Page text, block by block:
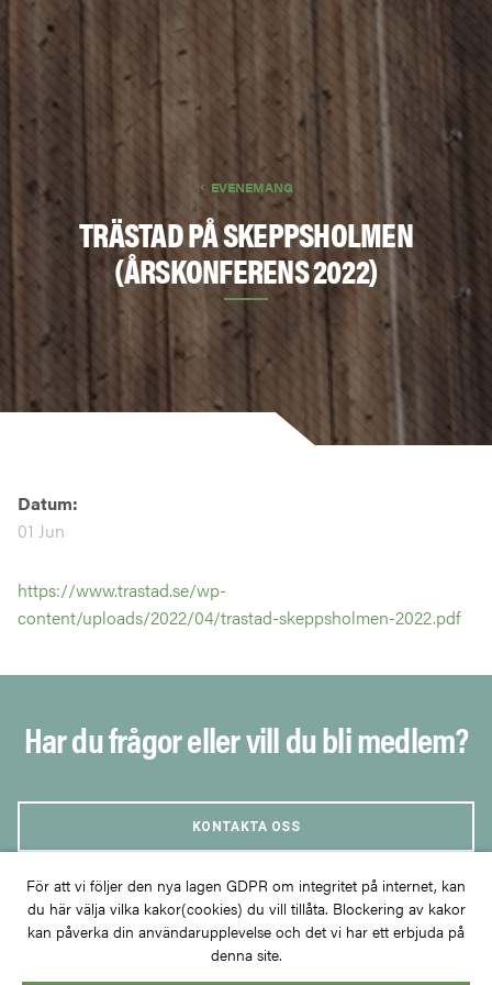
EVENEMANG
TRÄSTAD PÅ SKEPPSHOLMEN
(ÅRSKONFERENS 2022)
Datum:
01 Jun
https://www.trastad.se/wp-
content/uploads/2022/04/trastad-skeppsholmen-2022.pdf
Har du frågor eller vill du bli medlem?
KONTAKTA OSS
BLI MEDLEM
För att vi följer den nya lagen GDPR om integritet på internet, kan
du här välja vilka kakor(cookies) du vill tillåta. Blockering av kakor
kan påverka din användarupplevelse och det vi har ett erbjuda på
denna site.